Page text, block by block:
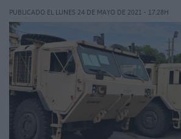
PUBLICADO EL LUNES 24 DE MAYO DE 2021 - 17:28H